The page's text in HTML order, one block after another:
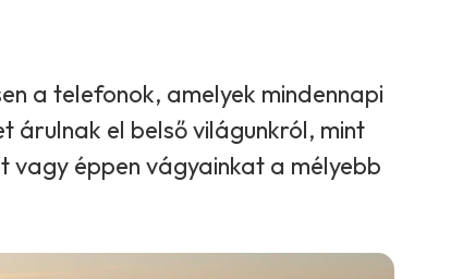
a telefonok, amelyek mindennapi
árulnak el belső világunkról, mint
vagy éppen vágyainkat a mélyebb